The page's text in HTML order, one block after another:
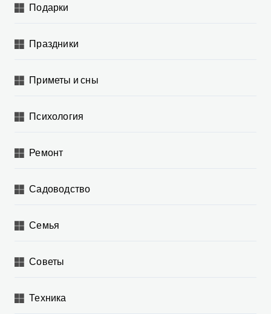
Подарки
Праздники
Приметы и сны
Психология
Ремонт
Садоводство
Семья
Советы
Техника